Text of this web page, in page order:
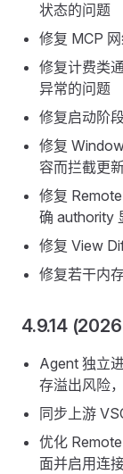
状态的问题
修复 MCP
修复计费类
异常的问题
修复启动阶
修复
容而拦截更
修复
确 authority
修复 View
修复若干内
4.9.14
Agent 独立
存溢出风险
同步上游
优化
面并启用连